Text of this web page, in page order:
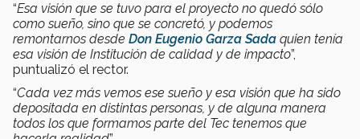
“Esa visión que se tuvo para el proyecto no quedó sólo
como sueño, sino que se concretó, y podemos
remontarnos desde Don Eugenio Garza Sada quien tenía
esa visión de Institución de calidad y de impacto”,
puntualizó el rector.
“Cada vez más vemos ese sueño y esa visión que ha sido
depositada en distintas personas, y de alguna manera
todos los que formamos parte del Tec tenemos que